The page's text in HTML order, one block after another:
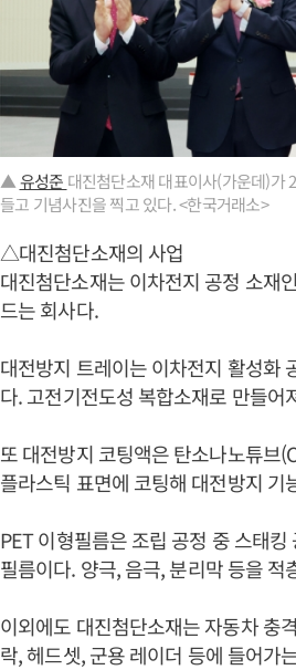
▲유성준 대진첨단소재 대표이사(가운데)가
들고 기념사진을 찍고 있다. <한국거래소>
△대진첨단소재의 사업
대진첨단소재는 이차전지 공정 소재
드는 회사다.
대전방지 트레이는 이차전지 활성화
다. 고전기전도성 복합소재로 만들
또 대전방지 코팅액은 탄소나노튜브
플라스틱 표면에 코팅해 대전방지 기
PET 이형필름은 조립 공정 중 스태
필름이다. 양극, 음극, 분리막 등을
이외에도 대진첨단소재는 자동차 충
락, 헤드셋, 군용 레이더 등에 들어가